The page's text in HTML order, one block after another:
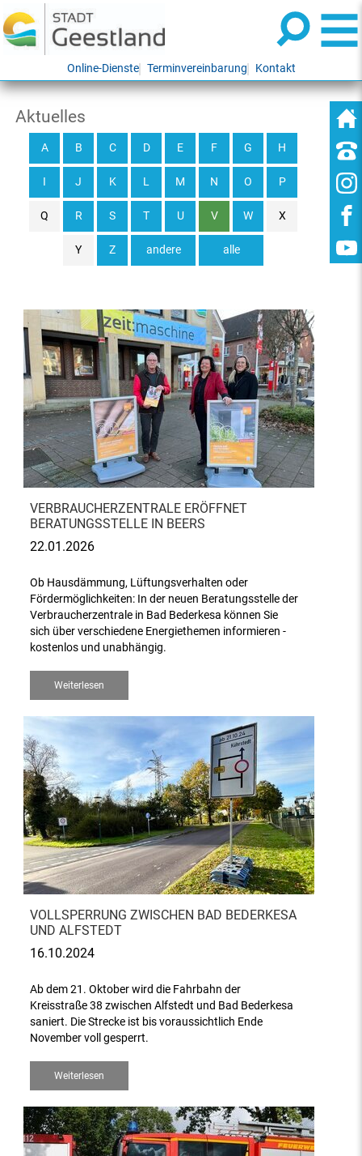
Online-Dienste Terminvereinbarung Kontakt
Aktuelles
alle
A B C D E F G H
I J K L M N O P
Q R S T U V W X
Y Z andere
VERBRAUCHERZENTRALE ERÖFFNET
BERATUNGSSTELLE IN BEERS
22.01.2026
Ob Hausdämmung, Lüftungsverhalten oder
Fördermöglichkeiten: In der neuen Beratungsstelle der
Verbraucherzentrale in Bad Bederkesa können Sie
sich über verschiedene Energiethemen informieren -
kostenlos und unabhängig.
Weiterlesen
VOLLSPERRUNG ZWISCHEN BAD BEDERKESA
UND ALFSTEDT
16.10.2024
Ab dem 21. Oktober wird die Fahrbahn der
Kreisstraße 38 zwischen Alfstedt und Bad Bederkesa
saniert. Die Strecke ist bis voraussichtlich Ende
November voll gesperrt.
Weiterlesen